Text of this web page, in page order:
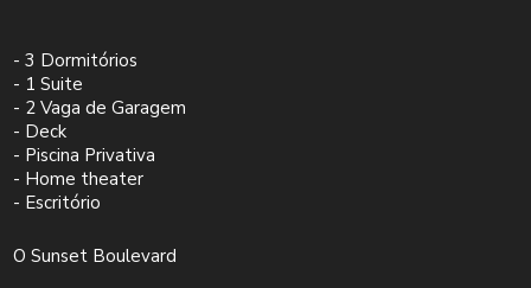
- 3 Dormitórios
- 1 Suite
- 2 Vaga de Garagem
- Deck
- Piscina Privativa
- Home theater
- Escritório
O Sunset Boulevard